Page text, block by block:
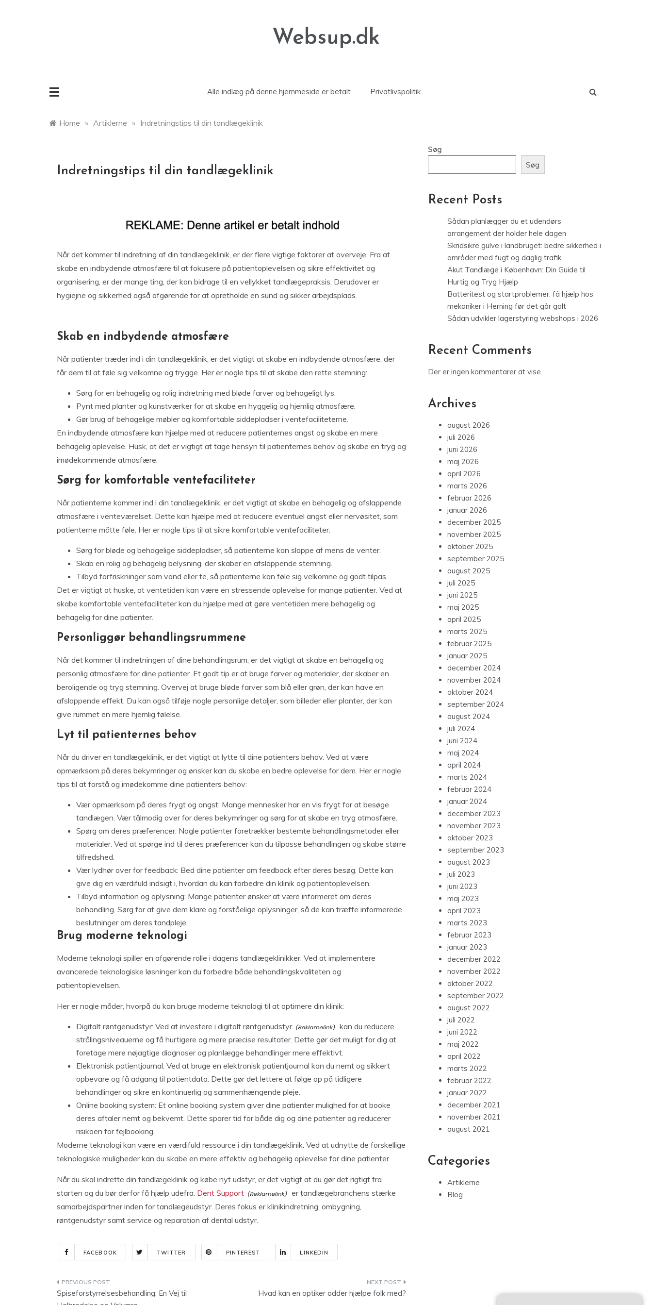
Websup.dk
Alle indlæg på denne hjemmeside er betalt Privatlivspolitik
Home » Artiklerne » Indretningstips til din tandlægeklinik
Indretningstips til din tandlægeklinik
Når det kommer til indretning af din tandlægeklinik, er der flere vigtige faktorer at overveje. Fra at
skabe en indbydende atmosfære til at fokusere på patientoplevelsen og sikre effektivitet og
organisering, er der mange ting, der kan bidrage til en vellykket tandlægepraksis. Derudover er
hygiejne og sikkerhed også afgørende for at opretholde en sund og sikker arbejdsplads.
Skab en indbydende atmosfære
Når patienter træder ind i din tandlægeklinik, er det vigtigt at skabe en indbydende atmosfære, der
får dem til at føle sig velkomne og trygge. Her er nogle tips til at skabe den rette stemning:
Sørg for en behagelig og rolig indretning med bløde farver og behageligt lys.
Pynt med planter og kunstværker for at skabe en hyggelig og hjemlig atmosfære.
Gør brug af behagelige møbler og komfortable siddepladser i ventefaciliteterne.
En indbydende atmosfære kan hjælpe med at reducere patienternes angst og skabe en mere
behagelig oplevelse. Husk, at det er vigtigt at tage hensyn til patienternes behov og skabe en tryg og
imødekommende atmosfære.
Sørg for komfortable ventefaciliteter
Når patienterne kommer ind i din tandlægeklinik, er det vigtigt at skabe en behagelig og afslappende
atmosfære i venteværelset. Dette kan hjælpe med at reducere eventuel angst eller nervøsitet, som
patienterne måtte føle. Her er nogle tips til at sikre komfortable ventefaciliteter:
Sørg for bløde og behagelige siddepladser, så patienterne kan slappe af mens de venter.
Skab en rolig og behagelig belysning, der skaber en afslappende stemning.
Tilbyd forfriskninger som vand eller te, så patienterne kan føle sig velkomne og godt tilpas.
Det er vigtigt at huske, at ventetiden kan være en stressende oplevelse for mange patienter. Ved at
skabe komfortable ventefaciliteter kan du hjælpe med at gøre ventetiden mere behagelig og
behagelig for dine patienter.
Personliggør behandlingsrummene
Når det kommer til indretningen af dine behandlingsrum, er det vigtigt at skabe en behagelig og
personlig atmosfære for dine patienter. Et godt tip er at bruge farver og materialer, der skaber en
beroligende og tryg stemning. Overvej at bruge bløde farver som blå eller grøn, der kan have en
afslappende effekt. Du kan også tilføje nogle personlige detaljer, som billeder eller planter, der kan
give rummet en mere hjemlig følelse.
Lyt til patienternes behov
Når du driver en tandlægeklinik, er det vigtigt at lytte til dine patienters behov. Ved at være
opmærksom på deres bekymringer og ønsker kan du skabe en bedre oplevelse for dem. Her er nogle
tips til at forstå og imødekomme dine patienters behov:
Vær opmærksom på deres frygt og angst: Mange mennesker har en vis frygt for at besøge
tandlægen. Vær tålmodig over for deres bekymringer og sørg for at skabe en tryg atmosfære.
Spørg om deres præferencer: Nogle patienter foretrækker bestemte behandlingsmetoder eller
materialer. Ved at spørge ind til deres præferencer kan du tilpasse behandlingen og skabe større
tilfredshed.
Vær lydhør over for feedback: Bed dine patienter om feedback efter deres besøg. Dette kan
give dig en værdifuld indsigt i, hvordan du kan forbedre din klinik og patientoplevelsen.
Tilbyd information og oplysning: Mange patienter ønsker at være informeret om deres
behandling. Sørg for at give dem klare og forståelige oplysninger, så de kan træffe informerede
beslutninger om deres tandpleje.
Brug moderne teknologi
Moderne teknologi spiller en afgørende rolle i dagens tandlægeklinikker. Ved at implementere
avancerede teknologiske løsninger kan du forbedre både behandlingskvaliteten og
patientoplevelsen.
Her er nogle måder, hvorpå du kan bruge moderne teknologi til at optimere din klinik:
Digitalt røntgenudstyr: Ved at investere i digitalt røntgenudstyr
kan du reducere
strålingsniveauerne og få hurtigere og mere præcise resultater. Dette gør det muligt for dig at
foretage mere nøjagtige diagnoser og planlægge behandlinger mere effektivt.
Elektronisk patientjournal: Ved at bruge en elektronisk patientjournal kan du nemt og sikkert
opbevare og få adgang til patientdata. Dette gør det lettere at følge op på tidligere
behandlinger og sikre en kontinuerlig og sammenhængende pleje.
Online booking system: Et online booking system giver dine patienter mulighed for at booke
deres aftaler nemt og bekvemt. Dette sparer tid for både dig og dine patienter og reducerer
risikoen for fejlbooking.
Moderne teknologi kan være en værdifuld ressource i din tandlægeklinik. Ved at udnytte de forskellige
teknologiske muligheder kan du skabe en mere effektiv og behagelig oplevelse for dine patienter.
Når du skal indrette din tandlægeklinik og købe nyt udstyr, er det vigtigt at du gør det rigtigt fra
starten og du bør derfor få hjælp udefra. Dent Support
er tandlægebranchens stærke
samarbejdspartner inden for tandlægeudstyr. Deres fokus er klinikindretning, ombygning,
røntgenudstyr samt service og reparation af dental udstyr.
FACEBOOK TWITTER PINTEREST LINKEDIN
Indlægsnavigation
Spiseforstyrrelsesbehandling: En Vej til
Hvad kan en optiker odder hjælpe folk med?
Søg
Søg
Recent Posts
Sådan planlægger du et udendørs
arrangement der holder hele dagen
Skridsikre gulve i landbruget: bedre sikkerhed i
områder med fugt og daglig trafik
Akut Tandlæge i København: Din Guide til
Hurtig og Tryg Hjælp
Batteritest og startproblemer: få hjælp hos
mekaniker i Herning før det går galt
Sådan udvikler lagerstyring webshops i 2026
Recent Comments
Der er ingen kommentarer at vise.
Archives
august 2026
juli 2026
juni 2026
maj 2026
april 2026
marts 2026
februar 2026
januar 2026
december 2025
november 2025
oktober 2025
september 2025
august 2025
juli 2025
juni 2025
maj 2025
april 2025
marts 2025
februar 2025
januar 2025
december 2024
november 2024
oktober 2024
september 2024
august 2024
juli 2024
juni 2024
maj 2024
april 2024
marts 2024
februar 2024
januar 2024
december 2023
november 2023
oktober 2023
september 2023
august 2023
juli 2023
juni 2023
maj 2023
april 2023
marts 2023
februar 2023
januar 2023
december 2022
november 2022
oktober 2022
september 2022
august 2022
juli 2022
juni 2022
maj 2022
april 2022
marts 2022
februar 2022
januar 2022
december 2021
november 2021
august 2021
Categories
Artiklerne
Blog